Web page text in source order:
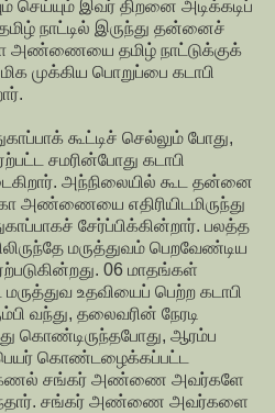
செய்யும் இவர் திறனை அடிக்கடிப்
நாட்டில் இருந்து தன்னைச்
அண்ணையை தமிழ் நாட்டுக்குக்
முக்கிய பொறுப்பை கடாபி
கூட்டிச் செல்லும் போது,
சமரின்போது கடாபி
அந்நிலையில் கூட தன்னை
அண்ணையை எதிரியிடமிருந்து
சேர்ப்பிக்கின்றார். பலத்த
மருத்துவம் பெறவேண்டிய
06 மாதங்கள்
உதவியைப் பெற்ற கடாபி
வந்து, தலைவரின் நேரடி
கொண்டிருந்தபோது, ஆரம்ப
பெயர் கொண்டழைக்கப்பட்ட
கேணல் சங்கர் அண்ணை அவர்களே
சங்கர் அண்ணை அவர்களை